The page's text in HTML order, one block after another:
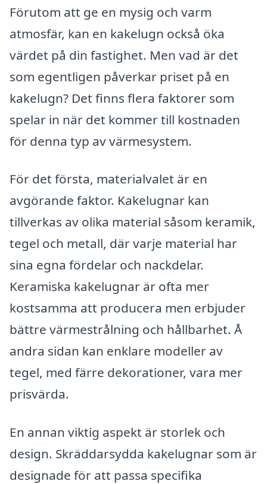
Förutom att ge en mysig och varm
atmosfär, kan en kakelugn också öka
värdet på din fastighet. Men vad är det
som egentligen påverkar priset på en
kakelugn? Det finns flera faktorer som
spelar in när det kommer till kostnaden
för denna typ av värmesystem.
För det första, materialvalet är en
avgörande faktor. Kakelugnar kan
tillverkas av olika material såsom keramik,
tegel och metall, där varje material har
sina egna fördelar och nackdelar.
Keramiska kakelugnar är ofta mer
kostsamma att producera men erbjuder
bättre värmestrålning och hållbarhet. Å
andra sidan kan enklare modeller av
tegel, med färre dekorationer, vara mer
prisvärda.
En annan viktig aspekt är storlek och
design. Skräddarsydda kakelugnar som är
designade för att passa specifika